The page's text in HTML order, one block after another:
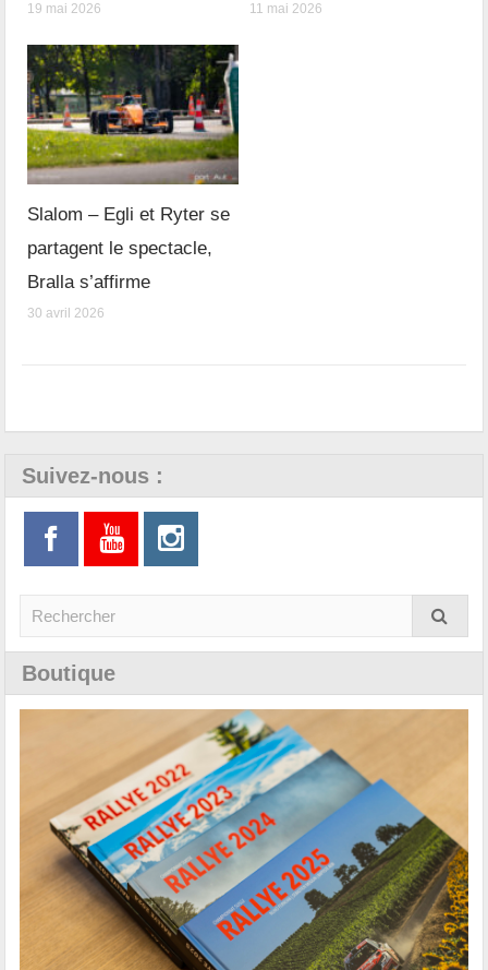
19 mai 2026 11 mai 2026
Slalom – Egli et Ryter se
partagent le spectacle,
Bralla s’affirme
30 avril 2026
Suivez-nous :
Boutique